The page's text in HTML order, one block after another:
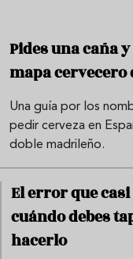
Pides una caña
mapa cervecero
Una guía por los
pedir cerveza en
doble madrileño.
El error que
cuándo debes
hacerlo